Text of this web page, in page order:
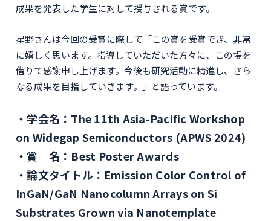
成果を発表した学生に対して授与される賞です。
星野さんは今回の受賞に際して「この賞を受賞でき、非常
に嬉しく思います。指導していただいた方々に、この場を
借りて感謝申し上げます。今後も研究活動に精進し、さら
なる成果を目指していきます。」と語っています。
学会名：The 11th Asia-Pacific Workshop
on Widegap Semiconductors (APWS 2024)
賞 名：Best Poster Awards
論文タイトル：Emission Color Control of
InGaN/GaN Nanocolumn Arrays on Si
Substrates Grown via Nanotemplate